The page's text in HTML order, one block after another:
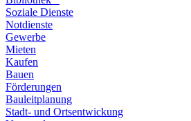
Soziale Dienste
Notdienste
Gewerbe
Mieten
Kaufen
Bauen
Förderungen
Bauleitplanung
Stadt- und Ortsentwickung